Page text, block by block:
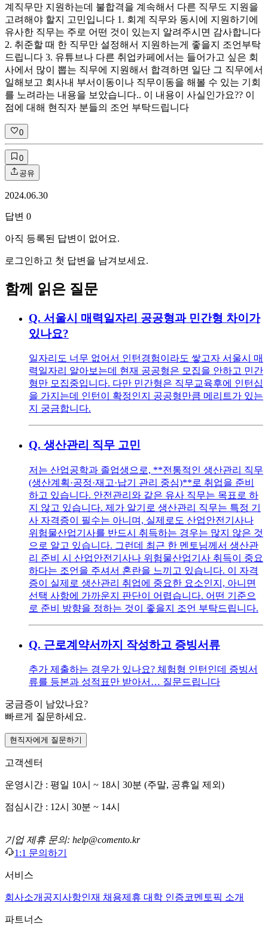
계직무만 지원하는데 불합격을 계속해서 다른 직무도 지원을
고려해야 할지 고민입니다 1. 회계 직무와 동시에 지원하기에
유사한 직무는 주로 어떤 것이 있는지 알려주시면 감사합니다
2. 취준할 때 한 직무만 설정해서 지원하는게 좋을지 조언부탁
드립니다 3. 유튜브나 다른 취업카페에서는 들어가고 싶은 회
사에서 많이 뽑는 직무에 지원해서 합격하면 일단 그 직무에서
일해보고 회사내 부서이동이나 직무이동을 해볼 수 있는 기회
를 노려라는 내용을 보았습니다.. 이 내용이 사실인가요?? 이
점에 대해 현직자 분들의 조언 부탁드립니다
0
0
공유
2024.06.30
답변 0
아직 등록된 답변이 없어요.
로그인하고 첫 답변을 남겨보세요.
함께 읽은 질문
Q. 서울시 매력일자리 공공형과 민간형 차이가
있나요?
일자리도 너무 없어서 인턴경험이라도 쌓고자 서울시 매
력일자리 알아보는데 현재 공공형은 모집을 안하고 민간
형만 모집중입니다. 다만 민간형은 직무교육후에 인턴십
을 가지는데 인턴이 확정인지 공공형만큼 메리트가 있는
지 궁금합니다.
Q. 생산관리 직무 고민
저는 산업공학과 졸업생으로, **전통적인 생산관리 직무
(생산계획·공정·재고·납기 관리 중심)**로 취업을 준비
하고 있습니다. 안전관리와 같은 유사 직무는 목표로 하
지 않고 있습니다. 제가 알기로 생산관리 직무는 특정 기
사 자격증이 필수는 아니며, 실제로도 산업안전기사나
위험물산업기사를 반드시 취득하는 경우는 많지 않은 것
으로 알고 있습니다. 그런데 최근 한 멘토님께서 생산관
리 준비 시 산업안전기사나 위험물산업기사 취득이 중요
하다는 조언을 주셔서 혼란을 느끼고 있습니다. 이 자격
증이 실제로 생산관리 취업에 중요한 요소인지, 아니면
선택 사항에 가까운지 판단이 어렵습니다. 어떤 기준으
로 준비 방향을 정하는 것이 좋을지 조언 부탁드립니다.
Q. 근로계약서까지 작성하고 증빙서류
추가 제출하는 경우가 있나요? 체험형 인턴인데 증빙서
류를 등본과 성적표만 받아서… 질문드립니다
궁금증이 남았나요?
빠르게 질문하세요.
현직자에게 질문하기
고객센터
운영시간 : 평일 10시 ~ 18시 30분 (주말, 공휴일 제외)
점심시간 : 12시 30분 ~ 14시
기업 제휴 문의: help@comento.kr
1:1 문의하기
서비스
회사소개 공지사항인재 채용제휴 대학 인증코멘토픽 소개
파트너스